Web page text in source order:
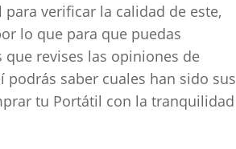
verificar la calidad de este,
lo que para que puedas
que revises las opiniones de
saber cuales han sido sus
tu Portátil con la tranquilidad